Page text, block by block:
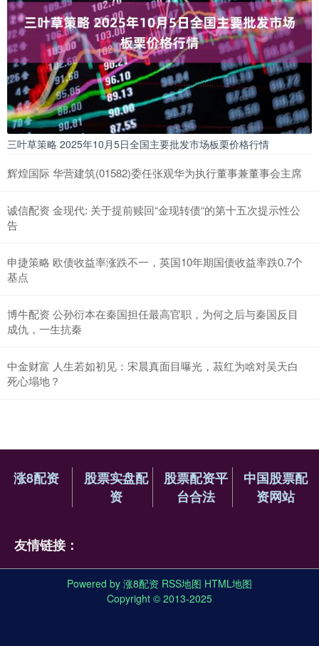
三叶草策略 2025年10月5日全国主要批发市场板栗价格行情
辉煌国际 华营建筑(01582)委任张观华为执行董事兼董事会主席
诚信配资 金现代: 关于提前赎回“金现转债“的第十五次提示性公
告
申捷策略 欧债收益率涨跌不一，英国10年期国债收益率跌0.7个
基点
博牛配资 公孙衍本在秦国担任最高官职，为何之后与秦国反目
成仇，一生抗秦
中金财富 人生若如初见：宋晨真面目曝光，菽红为啥对吴天白
死心塌地？
涨8配资
股票实盘配
资
股票配资平
台合法
中国股票配
资网站
友情链接：
Powered by 涨8配资 RSS地图 HTML地图
Copyright © 2013-2025